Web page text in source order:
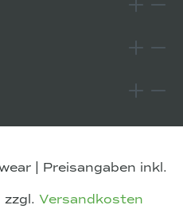
| Preisangaben inkl.
Versandkosten